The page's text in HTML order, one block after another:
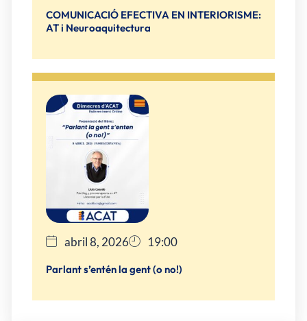
COMUNICACIÓ EFECTIVA EN INTERIORISME:
AT i Neuroaquitectura
abril 8, 2026 19:00
Parlant s’entén la gent (o no!)